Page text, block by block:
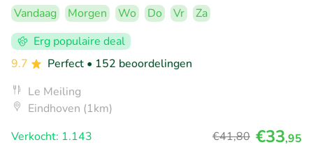
Vandaag Morgen Wo Do Vr
Za
Erg populaire deal
9.7
Perfect • 152 beoordelingen
Le Meiling
Eindhoven (1km)
Verkocht: 1.143
€41,80 €33,95